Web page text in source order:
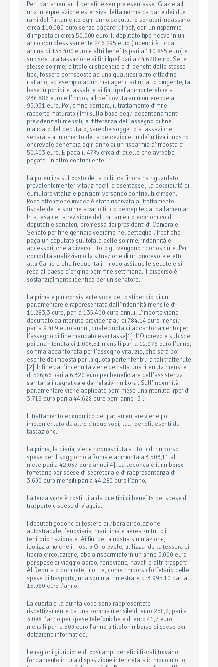
Per i parlamentari il benefit è sempre esentasse. Grazie ad
una interpretazione estensiva della norma da parte dei due
rami del Parlamento ogni anno deputati e senatori incassano
circa 110.000 euro senza pagarci l’Irpef, con un risparmio
d’imposta di circa 50.000 euro. Il deputato tipo riceve in un
anno complessivamente 246.295 euro (indennità lorda
annua di 135.400 euro e altri benefits pari a 110.895 euro) e
subisce una tassazione ai fini Irpef pari a 44.628 euro. Se le
stesse somme, a titolo di stipendio e di benefit dello stesso
tipo, fossero corrisposte ad una qualsiasi altro cittadino
italiano, ad esempio ad un manager o ad un alto dirigente, la
base imponibile tassabile ai fini Irpef ammonterebbe a
236.886 euro e l’imposta Irpef dovuta ammonterebbe a
95.031 euro. Poi, a fine carriera, il trattamento di fine
rapporto maturato (Tfr) sulla base degli accantonamenti
previdenziali mensili, a differenza dell’assegno di fine
mandato del deputato, sarebbe soggetto a tassazione
separata al momento della percezione. In definitiva il nostro
onorevole beneficia ogni anno di un risparmio d’imposta di
50.403 euro. E paga il 47% circa di quello che avrebbe
pagato un altro contribuente.
La polemica sul costo della politica finora ha riguardato
prevalentemente i vitalizi facili e esentasse , la possibilità di
cumulare vitalizi e pensioni versando contributi cirrisori.
Poca attenzione invece è stata riservata al trattamento
fiscale delle somme a vario titolo percepite dai parlamentari.
In attesa della revisione del trattamento economico di
deputati e senatori, promessa dai presidenti di Camera e
Senato per fine gennaio vediamo nel dettaglio l’Irpef che
paga un deputato sul totale delle somme, indennità e
accessori, che a diverso titolo gli vengono riconosciute. Per
comodità analizziamo la situazione di un onorevole eletto
alla Camera che frequenta in modo assiduo le sedute e si
reca al paese d’origine ogni fine settimana. Il discorso è
sostanzialmente identico per un senatore.
La prima e più consistente voce dello stipendio di un
parlamentare è rappresentata dall’indennità mensile di
11.283,3 euro, pari a 135.400 euro annui. L’importo viene
decurtato da ritenute previdenziali di 784,14 euro mensili
pari a 9.409 euro annui, quale quota di accantonamento per
l’assegno di fine mandato esentasse[1]. L’Onorevole subisce
poi una ritenuta di 1.006,51 mensili pari a 12.078 euro l’anno,
somma accantonata per l’assegno vitalizio, che sarà poi
esente da imposta per la quota parte riferibili a tali trattenute
[2]. Infine dall’indennità viene detratta una ritenuta mensile
di 526,66 pari a 6.320 euro per beneficiare dell’assistenza
sanitaria integrativa e dei relativi rimborsi. Sull’indennità
parlamentare viene applicata ogni mese una ritenuta Irpef di
3.719 euro pari a 44.628 euro ogni anno [3].
Il trattamento economico del parlamentare viene poi
implementato da altre cinque voci, tutti benefit esenti da
tassazione.
La prima, la diaria, viene riconosciuta a titolo di rimborso
spese per il soggiorno a Roma e ammonta a 3.503,11 al
mese pari a 42.037 euro annui[4]. La seconda è il rimborso
forfetario per spese di segreteria e di rappresentanza di
3.690 euro mensili pari a 44.280 euro l’anno.
La terza voce è costituita da due tipi di benefits per spese di
trasporto e spese di viaggio.
I deputati godono di tessere di libera circolazione
autostradale, ferroviaria, marittima e aerea su tutto il
territorio nazionale. Ai fini della nostra simulazione,
ipotizziamo che il nostro Onorevole, utilizzando la tessera di
libera circolazione, abbia risparmiato in un anno 5.000 euro
per spese di viaggio aereo, ferroviarie, navali e altri trasporti
Al Deputato compete, inoltre, come rimborso forfetario delle
spese di trasporto, una somma trimestrale di 3.995,10 pari a
15.980 euro l’anno.
La quarta e la quinta voce sono rappresentate
rispettivamente da una somma mensile di euro 258,2, pari a
3.098 l’anno per spese telefoniche e di euro 41,7 euro
mensili pari a 500 euro l’anno a titolo rimborso di spese per
dotazione informatica.
Le ragioni giuridiche di così ampi benefici fiscali trovano
fondamento in una disposizione interpretata in modo molto,